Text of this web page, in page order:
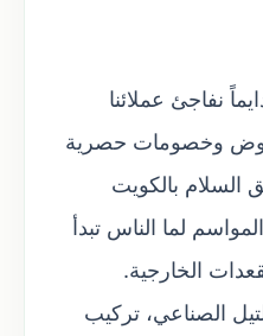
نفاجئ عملائنا
وخصومات حصرية
السلام بالكويت
لما الناس تبدأ
الخارجية.
الصناعي، تركيب